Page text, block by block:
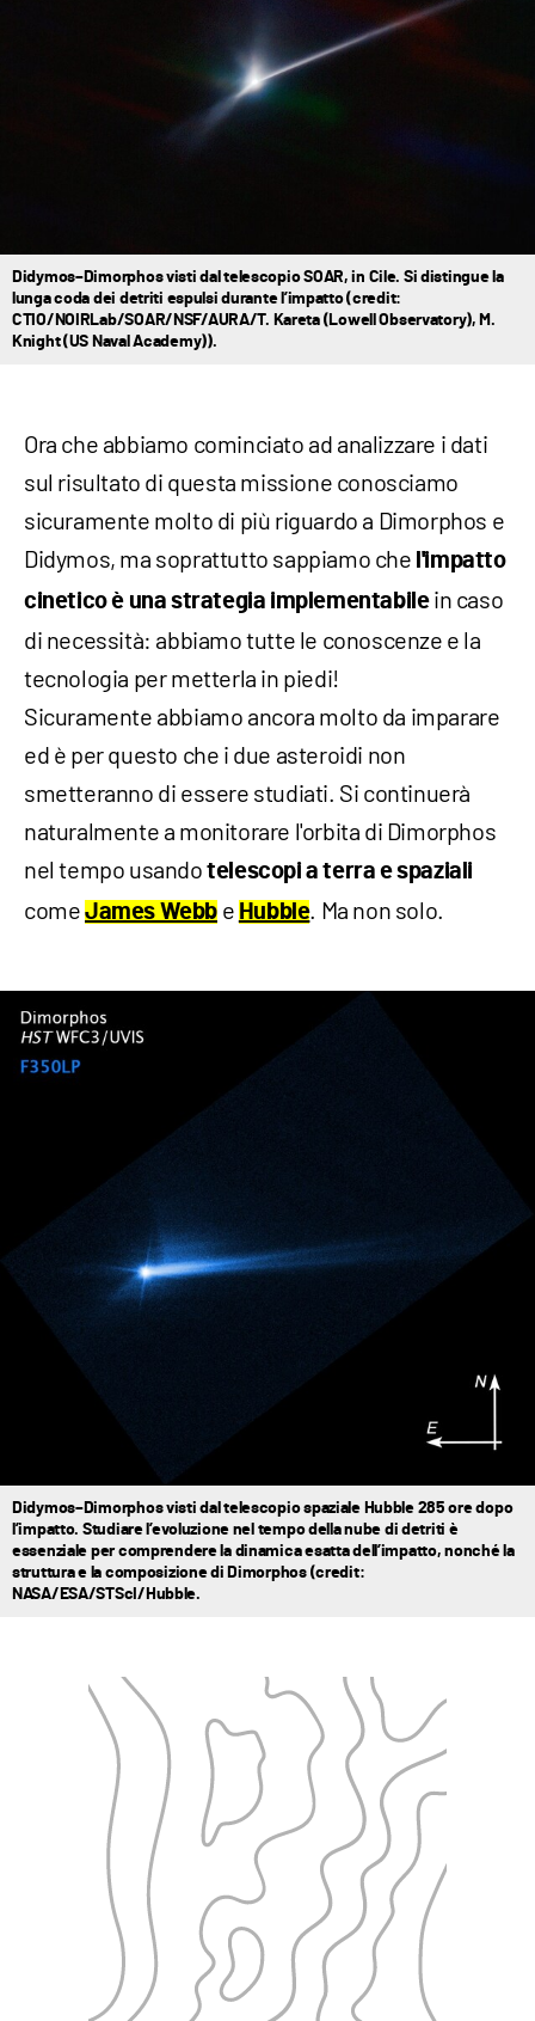
Didymos–Dimorphos visti dal telescopio SOAR, in Cile. Si distingue la
lunga coda dei detriti espulsi durante l’impatto (credit:
CTIO/NOIRLab/SOAR/NSF/AURA/T. Kareta (Lowell Observatory), M.
Knight (US Naval Academy)).
Ora che abbiamo cominciato ad analizzare i dati
sul risultato di questa missione conosciamo
sicuramente molto di più riguardo a Dimorphos e
Didymos, ma soprattutto sappiamo che l'impatto
cinetico è una strategia implementabilein caso
di necessità: abbiamo tutte le conoscenze e la
tecnologia per metterla in piedi!
Sicuramente abbiamo ancora molto da imparare
ed è per questo che i due asteroidi non
smetteranno di essere studiati. Si continuerà
naturalmente a monitorare l'orbita di Dimorphos
nel tempo usandotelescopi a terra e spaziali
come James Webb e Hubble. Ma non solo.
Didymos–Dimorphos visti dal telescopio spaziale Hubble 285 ore dopo
l’impatto. Studiare l’evoluzione nel tempo della nube di detriti è
essenziale per comprendere la dinamica esatta dell’impatto, nonché la
struttura e la composizione di Dimorphos (credit:
NASA/ESA/STScI/Hubble.